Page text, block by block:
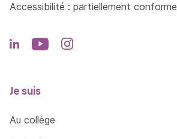
Accessibilité : partiellement conforme
Je suis
Au collège